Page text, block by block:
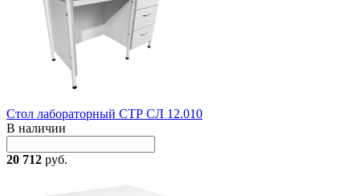
Стол лабораторный СТР СЛ 12.010
В наличии
20 712 руб.